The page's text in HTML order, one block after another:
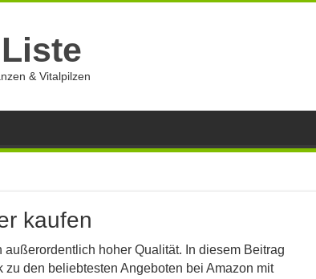
& Vitalpilzen
kaufen
außerordentlich hoher Qualität. In diesem Beitrag
den beliebtesten Angeboten bei Amazon mit